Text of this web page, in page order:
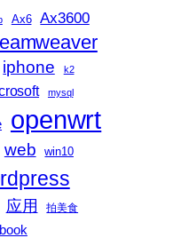
Ax6 Ax3600
iphone k2
mysql
openwrt
web win10
应用
拍美食